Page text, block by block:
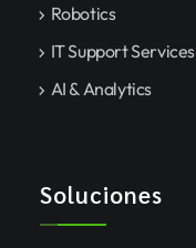
Robotics
IT Support Services
AI & Analytics
Soluciones